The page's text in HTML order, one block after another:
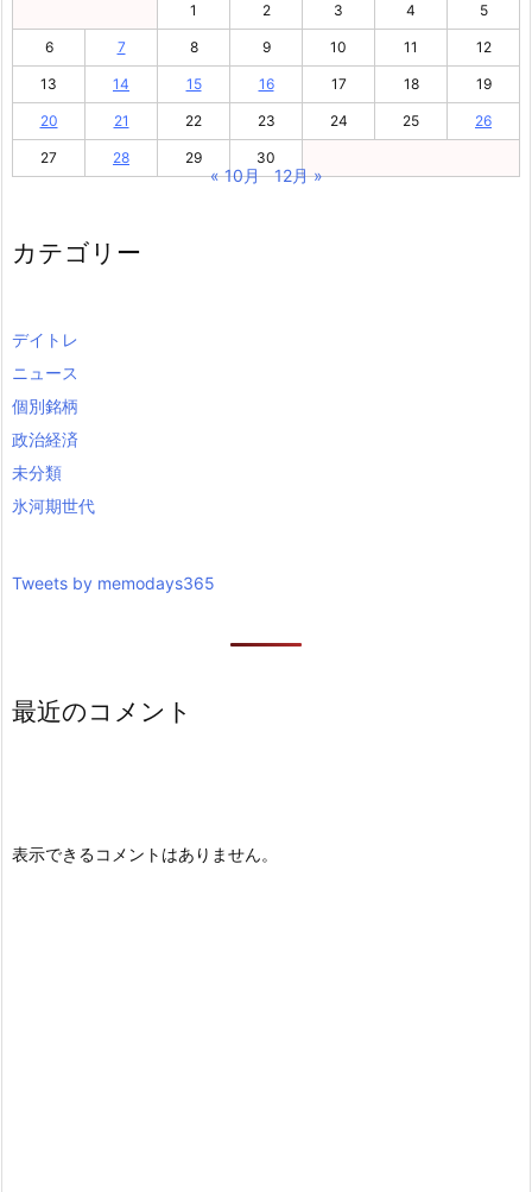
1 2 3 4 5
6 7 8 9 10 11 12
13 14 15 16 17 18 19
20 21 22 23 24 25 26
27 28 29 30
« 10月 12月 »
カテゴリー
デイトレ
ニュース
個別銘柄
政治経済
未分類
氷河期世代
Tweets by memodays365
最近のコメント
表示できるコメントはありません。